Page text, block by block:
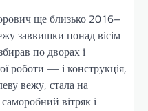
ще близько 2016–
заввишки понад вісім
по дворах і
роботи — і конструкція,
вежу, стала на
вітряк і